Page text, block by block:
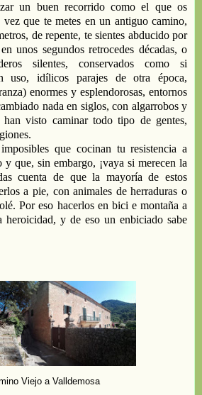
un buen recorrido como el que os
vez que te metes en un antiguo camino,
, de repente, te sientes abducido por
unos segundos retrocedes décadas, o
silentes, conservados como si
uso, idílicos parajes de otra época,
) enormes y esplendorosas, entornos
nada en siglos, con algarrobos y
han visto caminar todo tipo de gentes,
imposibles que cocinan tu resistencia a
y que, sin embargo, ¡vaya si merecen la
cuenta de quela mayoría deestos
a pie, conanimales de herraduras o
Por eso hacerlos en bici emontaña a
heroicidad, y de eso un enbiciado sabe
Viejo a Valldemosa